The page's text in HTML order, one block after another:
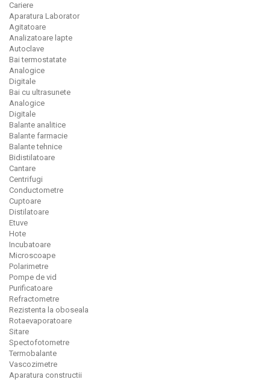
Cariere
Aparatura Laborator
Agitatoare
Analizatoare lapte
Autoclave
Bai termostatate
Analogice
Digitale
Bai cu ultrasunete
Analogice
Digitale
Balante analitice
Balante farmacie
Balante tehnice
Bidistilatoare
Cantare
Centrifugi
Conductometre
Cuptoare
Distilatoare
Etuve
Hote
Incubatoare
Microscoape
Polarimetre
Pompe de vid
Purificatoare
Refractometre
Rezistenta la oboseala
Rotaevaporatoare
Sitare
Spectofotometre
Termobalante
Vascozimetre
Aparatura constructii